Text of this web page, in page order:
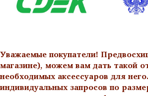
Уважаемые покупатели!
магазине), можем вам дать такой
необходимых аксессуаров для
индивидуальных запросов по